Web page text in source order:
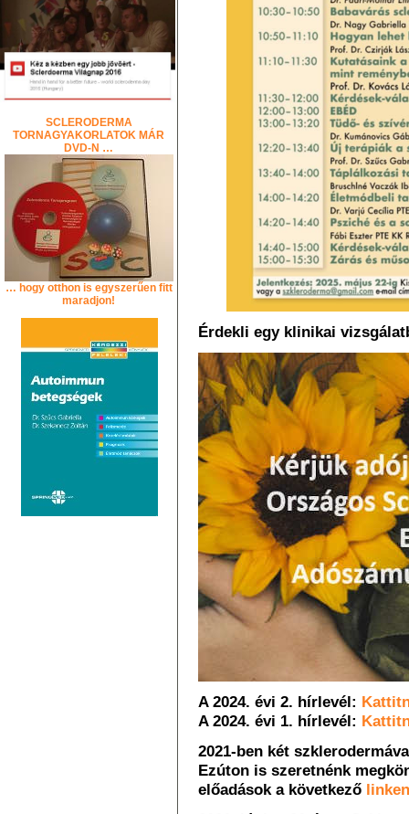
SCLERODERMA
TORNAGYAKORLATOK MÁR
DVD-N …
… hogy otthon is egyszerűen fitt
maradjon!
Érdekli egy klinikai
A 2024. évi 2. hírlevél:
A 2024. évi 1. hírlevél:
2021-ben két
Ezúton is szeretnénk
előadások a következő